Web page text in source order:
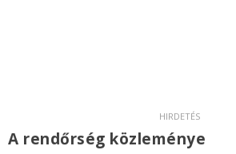
A rendőrség közleménye